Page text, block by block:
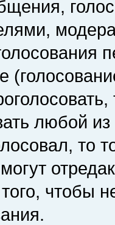
любой
то
чтобы